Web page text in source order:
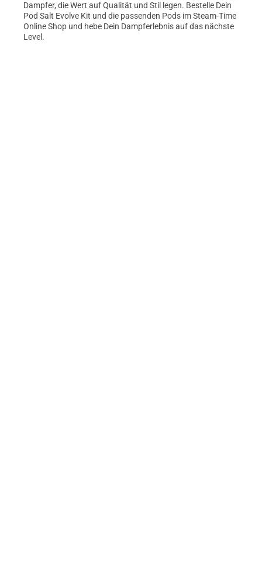
Dampfer, die Wert auf Qualität und Stil legen. Bestelle Dein
Pod Salt Evolve Kit und die passenden Pods im Steam-Time
Online Shop und hebe Dein Dampferlebnis auf das nächste
Level.